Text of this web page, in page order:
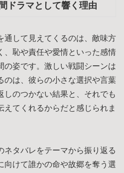
ドラマとして響く理由
通して見えてくるのは、敵味方
、恥や責任や愛情といった感情
の姿です。激しい戦闘シーンは
のは、彼らの小さな選択や言葉
しのつかない結果と、それでも
えてくれるからだと感じられま
ネタバレをテーマから振り返る
向けて誰かの命や故郷を奪う選